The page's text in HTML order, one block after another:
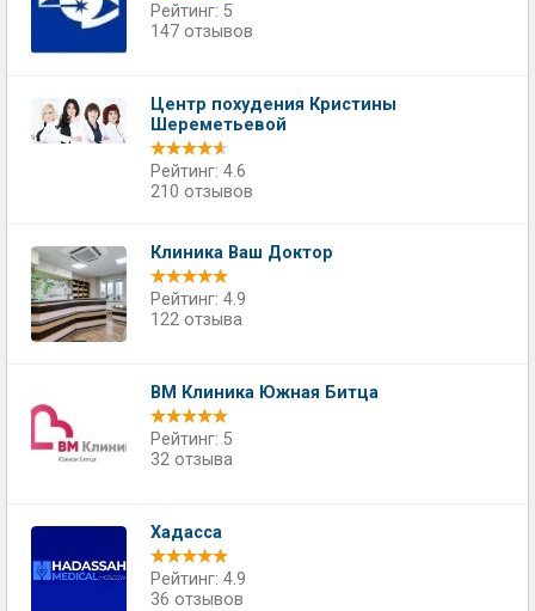
Рейтинг: 5
147 отзывов
Центр похудения Кристины
Шереметьевой
Рейтинг: 4.6
210 отзывов
Клиника Ваш Доктор
Рейтинг: 4.9
122 отзыва
ВМ Клиника Южная Битца
Рейтинг: 5
32 отзыва
Хадасса
Рейтинг: 4.9
36 отзывов